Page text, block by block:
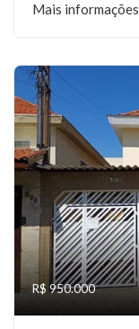
Mais informações
R$ 950.000